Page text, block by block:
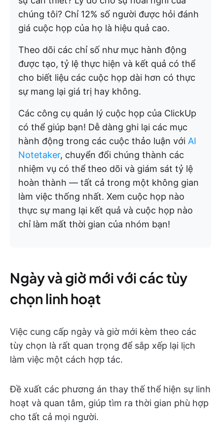
chúng tôi? Chỉ 12% số người được hỏi đánh
giá cuộc họp của họ là hiệu quả cao.
Theo dõi các chỉ số như mục hành động
được tạo, tỷ lệ thực hiện và kết quả có thể
cho biết liệu các cuộc họp dài hơn có thực
sự mang lại giá trị hay không.
Các công cụ quản lý cuộc họp của ClickUp
có thể giúp bạn! Dễ dàng ghi lại các mục
hành động trong các cuộc thảo luận với AI
Notetaker, chuyển đổi chúng thành các
nhiệm vụ có thể theo dõi và giám sát tỷ lệ
hoàn thành — tất cả trong một không gian
làm việc thống nhất. Xem cuộc họp nào
thực sự mang lại kết quả và cuộc họp nào
chỉ làm mất thời gian của nhóm bạn!
Ngày và giờ mới với các tùy
chọn linh hoạt
Việc cung cấp ngày và giờ mới kèm theo các
tùy chọn là rất quan trọng để sắp xếp lại lịch
làm việc một cách hợp tác.
Đề xuất các phương án thay thế thể hiện sự linh
hoạt và quan tâm, giúp tìm ra thời gian phù hợp
cho tất cả mọi người.